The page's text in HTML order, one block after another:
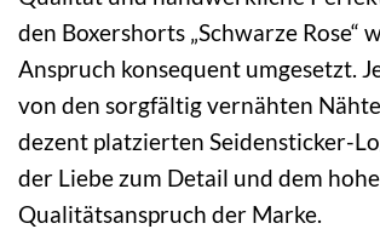
den Boxershorts „Schwarze Rose“
Anspruch konsequent umgesetzt.
von den sorgfältig vernähten
dezent platzierten Seidensticker-
der Liebe zum Detail und dem
Qualitätsanspruch der Marke.